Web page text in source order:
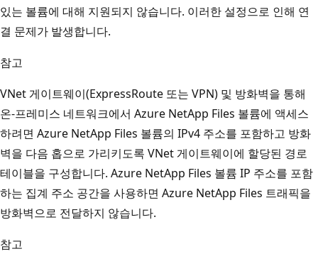
있는 볼륨에 대해 지원되지 않습니다. 이러한 설정으로 인해 연
결 문제가 발생합니다.
참고
VNet 게이트웨이(ExpressRoute 또는 VPN) 및 방화벽을 통해
온-프레미스 네트워크에서 Azure NetApp Files 볼륨에 액세스
하려면 Azure NetApp Files 볼륨의 IPv4 주소를 포함하고 방화
벽을 다음 홉으로 가리키도록 VNet 게이트웨이에 할당된 경로
테이블을 구성합니다. Azure NetApp Files 볼륨 IP 주소를 포함
하는 집계 주소 공간을 사용하면 Azure NetApp Files 트래픽을
방화벽으로 전달하지 않습니다.
참고